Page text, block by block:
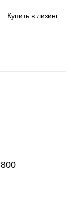
Купить в лизинг